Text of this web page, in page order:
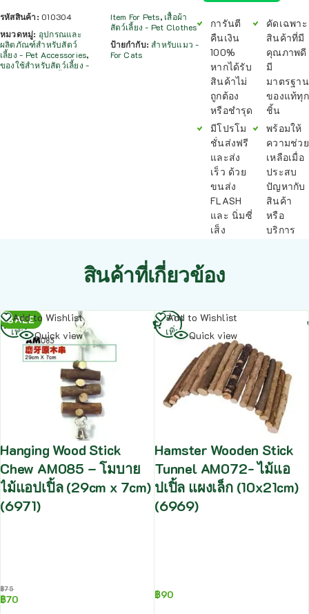
รหัสสินค้า: 010304
หมวดหมู่: อุปกรณและ
ผลิตภัณฑ์สำหรับสัตว์
เลี้ยง - Pet Accessories,
ของใช้สำหรับสัตว์เลี้ยง -
Item For Pets, เสื้อผ้า
สัตว์เลี้ยง - Pet Clothes
ป้ายกำกับ:สำหรับแมว -
For Cats
การันตี
คืนเงิน
100%
หากได้รับ
สินค้าไม่
ถูกต้อง
หรือชำรุด
มีโปรโม
ชั่นส่งฟรี
และส่ง
เร็ว ด้วย
ขนส่ง
FLASH
และ นิ่มซี่
เส็ง
คัดเฉพาะ
สินค้าที่มี
คุณภาพดี
มี
มาตรฐาน
ของแท้ทุก
ชิ้น
พร้อมให้
ความช่วย
เหลือเมื่อ
ประสบ
ปัญหากับ
สินค้า
หรือ
บริการ
สินค้าที่เกี่ยวข้อง
SALE
Add to Wishlist
Quick view
Hanging Wood Stick
Chew AM085 – โมบาย
ไม้แอปเปิ้ล (29cm x 7cm)
(6971)
฿75
฿70
อ่าน
เพิ่ม
Add to Wishlist
Quick view
Hamster Wooden Stick
Tunnel AM072- ไม้แอ
ปเปิ้ล แผงเล็ก (10x21cm)
(6969)
฿90
อ่าน
เพิ่ม